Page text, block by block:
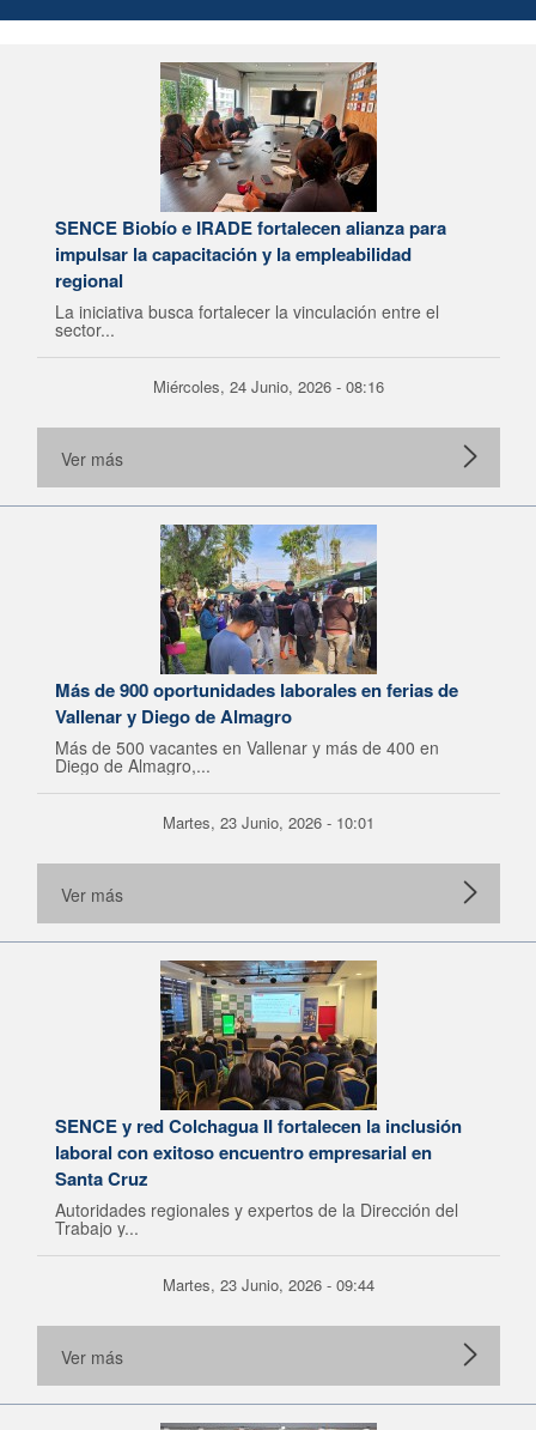
SENCE Biobío e IRADE fortalecen alianza para
impulsar la capacitación y la empleabilidad
regional
La iniciativa busca fortalecer la vinculación entre el
sector...
Miércoles, 24 Junio, 2026 - 08:16
Ver más
Más de 900 oportunidades laborales en ferias de
Vallenar y Diego de Almagro
Más de 500 vacantes en Vallenar y más de 400 en
Diego de Almagro,...
Martes, 23 Junio, 2026 - 10:01
Ver más
SENCE y red Colchagua II fortalecen la inclusión
laboral con exitoso encuentro empresarial en
Santa Cruz
Autoridades regionales y expertos de la Dirección del
Trabajo y...
Martes, 23 Junio, 2026 - 09:44
Ver más